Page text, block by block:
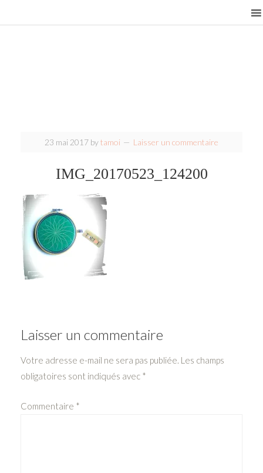
23 mai 2017 bytamoi Laisser un commentaire
IMG_20170523_124200
Laisser un commentaire
Votre adresse e-mail ne sera pas publiée. Les champs
obligatoires sont indiqués avec *
Commentaire *